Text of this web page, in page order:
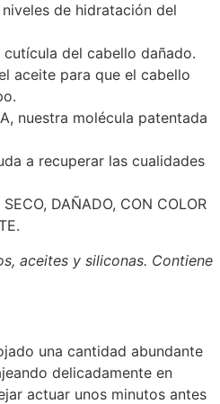
de hidratación del
del cabello dañado.
aceite para que el cabello
nuestra molécula patentada
a recuperar las cualidades
DAÑADO, CON COLOR
aceites y siliconas. Contiene
una cantidad abundante
delicadamente en
actuar unos minutos antes